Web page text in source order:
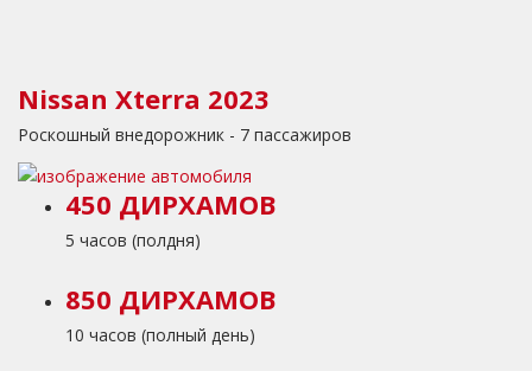
Nissan Xterra 2023
Роскошный внедорожник - 7 пассажиров
450 ДИРХАМОВ
5 часов (полдня)
850 ДИРХАМОВ
10 часов (полный день)